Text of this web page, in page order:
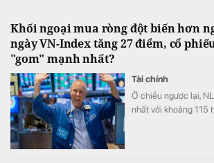
Khối ngoại mua ròng đột biến hơn
ngày VN-Index tăng 27 điểm, cổ
"gom" mạnh nhất?
Tài chính
Ở chiều ngược lại,
nhất với khoảng 115